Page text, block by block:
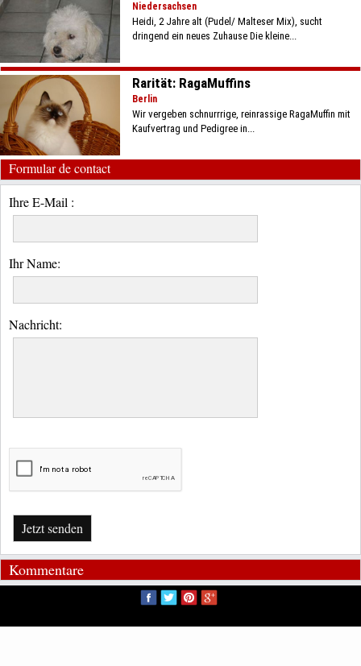
Niedersachsen
Heidi, 2 Jahre alt (Pudel/ Malteser Mix), sucht
dringend ein neues Zuhause Die kleine...
Rarität: RagaMuffins
Berlin
Wir vergeben schnurrrige, reinrassige RagaMuffin mit
Kaufvertrag und Pedigree in...
Formular de contact
Ihre E-Mail :
Ihr Name:
Nachricht:
Jetzt senden
Kommentare